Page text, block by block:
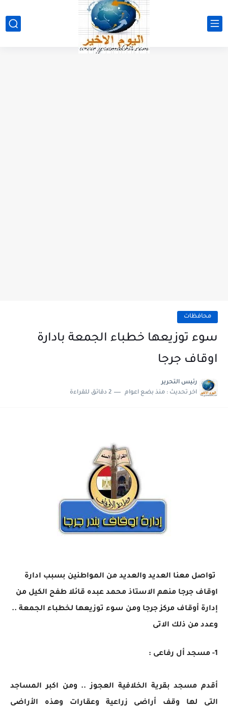
محافظات
سوء توزيعها خطباء الجمعة بادارة
اوقاف جرجا
رئيس التحرير
اخر تحديث : منذ بضع اعوام 2 دقائق للقراءة
تواصل معنا العديد والعديد من المواطنين بسبب ادارة
اوقاف جرجا منهم الاستاذ محمد عبده قائلا طفح الكيل من
إدارة أوقاف مركز جرجا ومن سوء توزيعها لخطباء الجمعة ..
وعدد من ذلك الاتى
1- مسجد أل رفاعى :
أقدم مسجد بقرية الخلافية العجوز .. ومن اكبر المساجد
التى لها وقف أراضى زراعية وعقارات وهذه الأراضى